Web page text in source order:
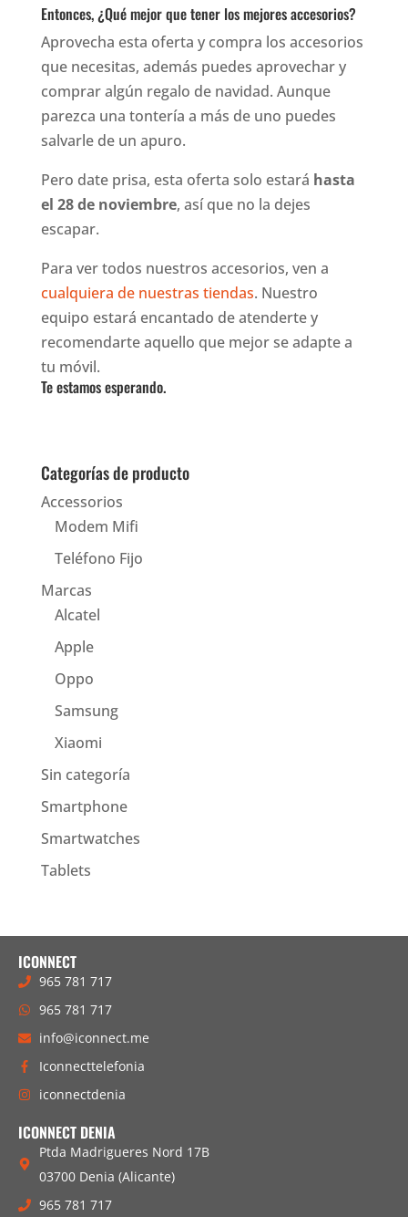
Entonces, ¿Qué mejor que tener los mejores accesorios?
Aprovecha esta oferta y compra los accesorios
que necesitas, además puedes aprovechar y
comprar algún regalo de navidad. Aunque
parezca una tontería a más de uno puedes
salvarle de un apuro.
Pero date prisa, esta oferta solo estará hasta
el 28 de noviembre, así que no la dejes
escapar.
Para ver todos nuestros accesorios, ven a
cualquiera de nuestras tiendas. Nuestro
equipo estará encantado de atenderte y
recomendarte aquello que mejor se adapte a
tu móvil.
Te estamos esperando.
Categorías de producto
Accessorios
Modem Mifi
Teléfono Fijo
Marcas
Alcatel
Apple
Oppo
Samsung
Xiaomi
Sin categoría
Smartphone
Smartwatches
Tablets
ICONNECT
965 781 717
965 781 717
info@iconnect.me
Iconnecttelefonia
iconnectdenia
ICONNECT DENIA
Ptda Madrigueres Nord 17B
03700 Denia (Alicante)
965 781 717